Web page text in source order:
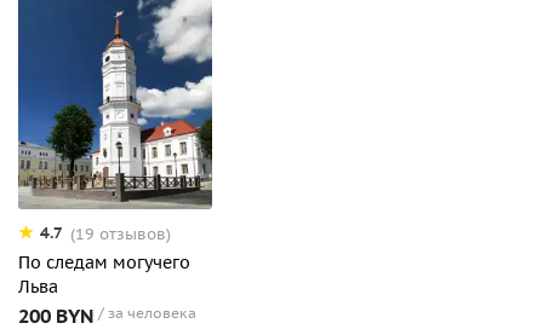
4.7 (19 отзывов)
По следам могучего
Льва
200 BYN за человека